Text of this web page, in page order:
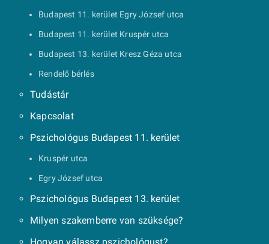
Budapest 11. kerület Egry József utca
Budapest 11. kerület Kruspér utca
Budapest 13. kerület Kresz Géza utca
Rendelő bérlés
Tudástár
Kapcsolat
Pszichológus Budapest 11. kerület
Kruspér utca
Egry József utca
Pszichológus Budapest 13. kerület
Milyen szakemberre van szüksége?